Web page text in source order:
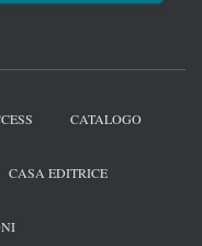
CATALOGO
CASA EDITRICE